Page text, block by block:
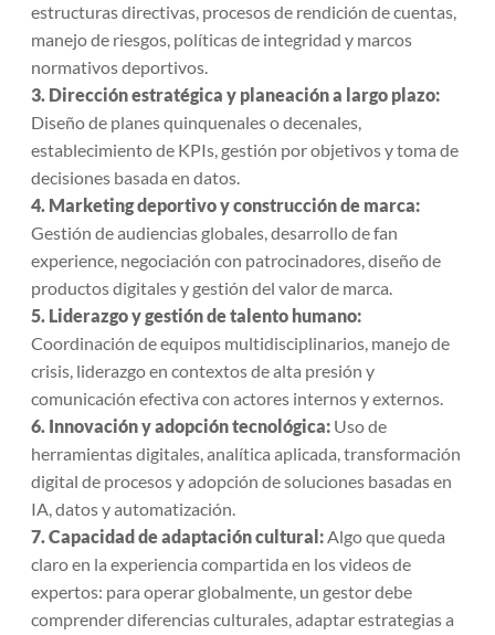
estructuras directivas, procesos de rendición de cuentas,
manejo de riesgos, políticas de integridad y marcos
normativos deportivos.
3. Dirección estratégica y planeación a largo plazo:
Diseño de planes quinquenales o decenales,
establecimiento de KPIs, gestión por objetivos y toma de
decisiones basada en datos.
4. Marketing deportivo y construcción de marca:
Gestión de audiencias globales, desarrollo de fan
experience, negociación con patrocinadores, diseño de
productos digitales y gestión del valor de marca.
5. Liderazgo y gestión de talento humano:
Coordinación de equipos multidisciplinarios, manejo de
crisis, liderazgo en contextos de alta presión y
comunicación efectiva con actores internos y externos.
6. Innovación y adopción tecnológica: Uso de
herramientas digitales, analítica aplicada, transformación
digital de procesos y adopción de soluciones basadas en
IA, datos y automatización.
7. Capacidad de adaptación cultural:Algo que queda
claro en la experiencia compartida en los videos de
expertos: para operar globalmente, un gestor debe
comprender diferencias culturales, adaptar estrategias a